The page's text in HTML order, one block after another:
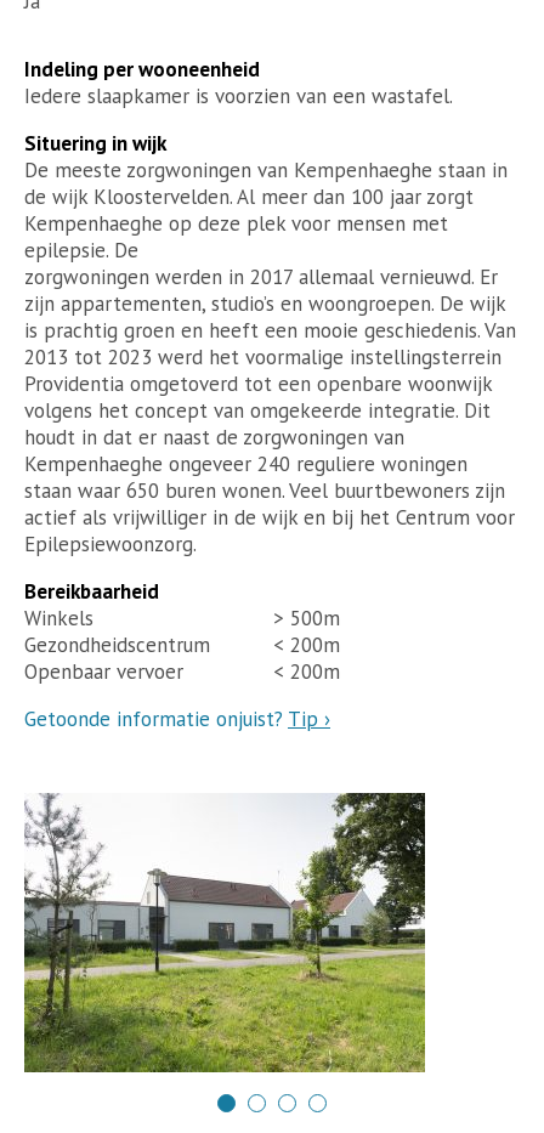
Indeling per wooneenheid
Iedere slaapkamer is voorzien van een wastafel.
Situering in wijk
De meeste zorgwoningen van Kempenhaeghe staan in
de wijk Kloostervelden. Al meer dan 100 jaar zorgt
Kempenhaeghe op deze plek voor mensen met
epilepsie. De
zorgwoningen werden in 2017 allemaal vernieuwd. Er
zijn appartementen, studio’s en woongroepen. De wijk
is prachtig groen en heeft een mooie geschiedenis. Van
2013 tot 2023 werd het voormalige instellingsterrein
Providentia omgetoverd tot een openbare woonwijk
volgens het concept van omgekeerde integratie. Dit
houdt in dat er naast de zorgwoningen van
Kempenhaeghe ongeveer 240 reguliere woningen
staan waar 650 buren wonen. Veel buurtbewoners zijn
actief als vrijwilliger in de wijk en bij het Centrum voor
Epilepsiewoonzorg.
Bereikbaarheid
Winkels
> 500m
Gezondheidscentrum
< 200m
Openbaar vervoer
< 200m
Getoonde informatie onjuist? Tip ›